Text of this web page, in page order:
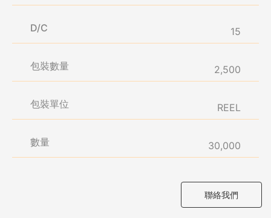
D/C 15
包裝數量 2,500
包裝單位 REEL
數量 30,000
聯絡我們